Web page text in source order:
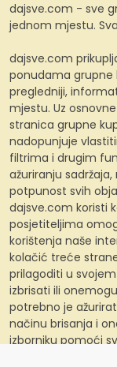
dajsve.com - sve
jednom mjestu.
dajsve.com
ponudama grupne
pregledniji,
mjestu. Uz
stranica grupne
nadopunjuje
filtrima i drugim
ažuriranju
potpunost svih
dajsve.com koristi
posjetiteljima
korištenja naše
kolačić treće
prilagoditi u
izbrisati ili
potrebno je
načinu brisanja i
izborniku pomoći